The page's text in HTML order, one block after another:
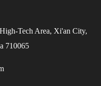
Tech Area, Xi'an City,
710065